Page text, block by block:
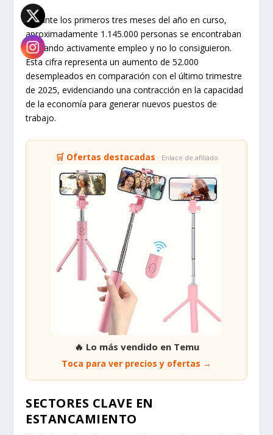
Durante los primeros tres meses del año en curso,
aproximadamente 1.145.000 personas se encontraban
buscando activamente empleo y no lo consiguieron.
Esta cifra representa un aumento de 52.000
desempleados en comparación con el último trimestre
de 2025, evidenciando una contracción en la capacidad
de la economía para generar nuevos puestos de
trabajo.
🛒 Ofertas destacadas · Enlace de afiliado
🔥 Lo más vendido en Temu
Toca para ver precios y ofertas →
SECTORES CLAVE EN
ESTANCAMIENTO